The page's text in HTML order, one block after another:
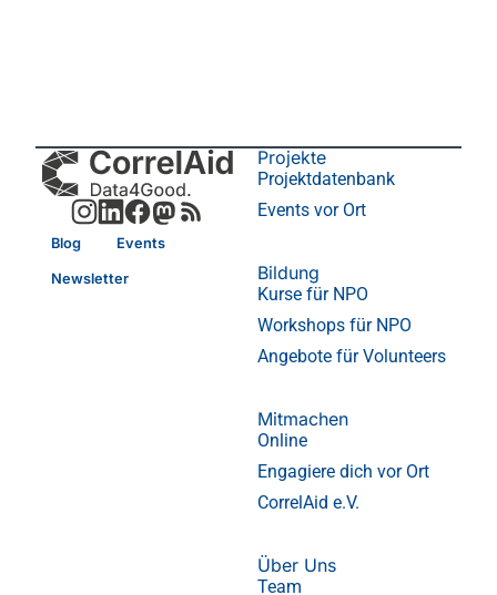
Blog Events
Newsletter
Projekte
Projektdatenbank
Events vor Ort
Bildung
Kurse für NPO
Workshops für NPO
Angebote für Volunteers
Mitmachen
Online
Engagiere dich vor Ort
CorrelAid e.V.
Über Uns
Team